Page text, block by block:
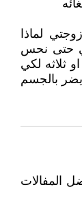
لماذا
حتى نحس
ثلاثه لكي
بالجسم
المفالات